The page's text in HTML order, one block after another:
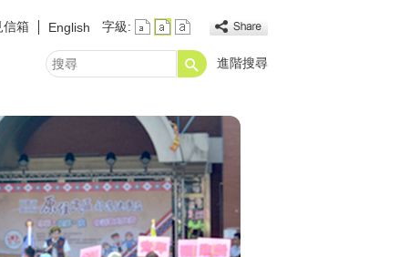
信箱 English 字級:
搜
進階搜尋